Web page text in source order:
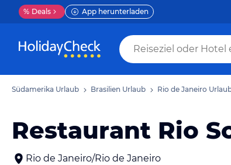
% Deals App herunterladen
Südamerika Urlaub Brasilien Urlaub Rio de Janeiro
Restaurant Rio
Rio de Janeiro/Rio de Janeiro